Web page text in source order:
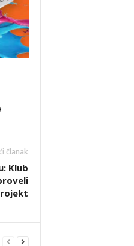
članak
Klub